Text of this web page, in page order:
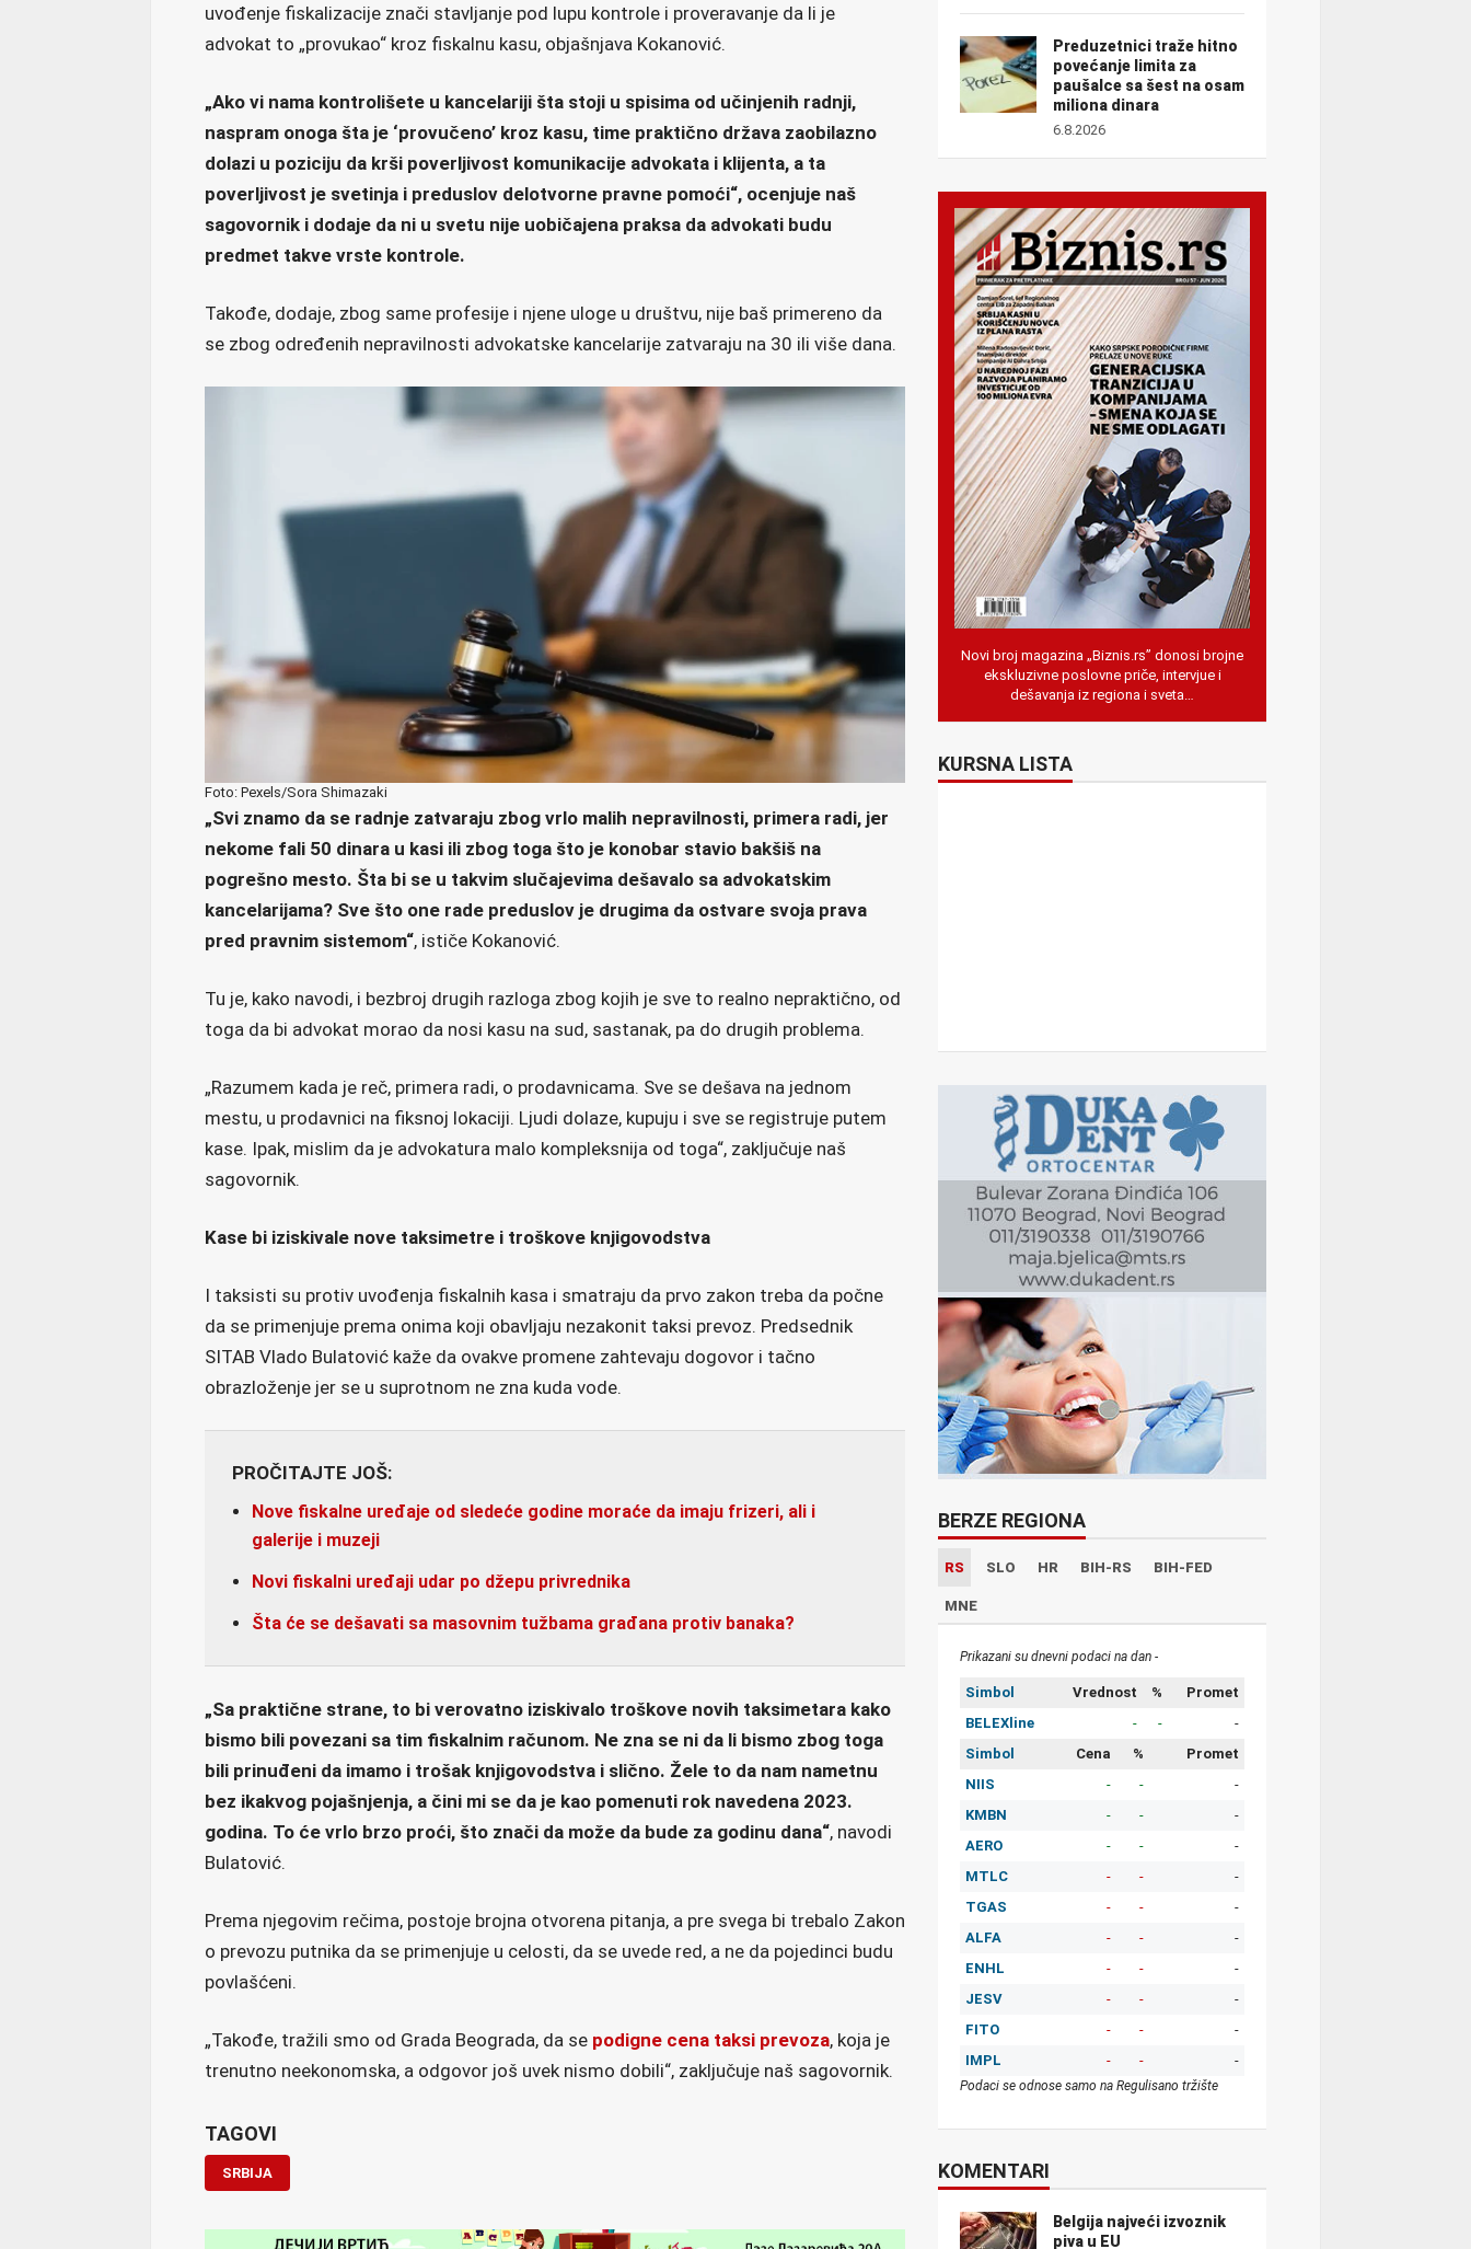
uvođenje fiskalizacije znači stavljanje pod lupu kontrole i proveravanje da li je
advokat to „provukao“ kroz fiskalnu kasu, objašnjava Kokanović.
„Ako vi nama kontrolišete u kancelariji šta stoji u spisima od učinjenih radnji,
naspram onoga šta je ‘provučeno’ kroz kasu, time praktično država zaobilazno
dolazi u poziciju da krši poverljivost komunikacije advokata i klijenta, a ta
poverljivost je svetinja i preduslov delotvorne pravne pomoći“, ocenjuje naš
sagovornik i dodaje da ni u svetu nije uobičajena praksa da advokati budu
predmet takve vrste kontrole.
Takođe, dodaje, zbog same profesije i njene uloge u društvu, nije baš primereno da
se zbog određenih nepravilnosti advokatske kancelarije zatvaraju na 30 ili više dana.
Foto: Pexels/Sora Shimazaki
„Svi znamo da se radnje zatvaraju zbog vrlo malih nepravilnosti, primera radi, jer
nekome fali 50 dinara u kasi ili zbog toga što je konobar stavio bakšiš na
pogrešno mesto. Šta bi se u takvim slučajevima dešavalo sa advokatskim
kancelarijama? Sve što one rade preduslov je drugima da ostvare svoja prava
pred pravnim sistemom“, ističe Kokanović.
Tu je, kako navodi, i bezbroj drugih razloga zbog kojih je sve to realno nepraktično, od
toga da bi advokat morao da nosi kasu na sud, sastanak, pa do drugih problema.
„Razumem kada je reč, primera radi, o prodavnicama. Sve se dešava na jednom
mestu, u prodavnici na fiksnoj lokaciji. Ljudi dolaze, kupuju i sve se registruje putem
kase. Ipak, mislim da je advokatura malo kompleksnija od toga“, zaključuje naš
sagovornik.
Kase bi iziskivale nove taksimetre i troškove knjigovodstva
I taksisti su protiv uvođenja fiskalnih kasa i smatraju da prvo zakon treba da počne
da se primenjuje prema onima koji obavljaju nezakonit taksi prevoz. Predsednik
SITAB Vlado Bulatović kaže da ovakve promene zahtevaju dogovor i tačno
obrazloženje jer se u suprotnom ne zna kuda vode.
PROČITAJTE JOŠ:
Nove fiskalne uređaje od sledeće godine moraće da imaju frizeri, ali i
galerije i muzeji
Novi fiskalni uređaji udar po džepu privrednika
Šta će se dešavati sa masovnim tužbama građana protiv banaka?
„Sa praktične strane, to bi verovatno iziskivalo troškove novih taksimetara kako
bismo bili povezani sa tim fiskalnim računom. Ne zna se ni da li bismo zbog toga
bili prinuđeni da imamo i trošak knjigovodstva i slično. Žele to da nam nametnu
bez ikakvog pojašnjenja, a čini mi se da je kao pomenuti rok navedena 2023.
godina. To će vrlo brzo proći, što znači da može da bude za godinu dana“, navodi
Bulatović.
Prema njegovim rečima, postoje brojna otvorena pitanja, a pre svega bi trebalo Zakon
o prevozu putnika da se primenjuje u celosti, da se uvede red, a ne da pojedinci budu
povlašćeni.
„Takođe, tražili smo od Grada Beograda, da se podigne cena taksi prevoza, koja je
trenutno neekonomska, a odgovor još uvek nismo dobili“, zaključuje naš sagovornik.
TAGOVI
SRBIJA
Preduzetnici traže hitno
povećanje limita za
paušalce sa šest na osam
miliona dinara
6.8.2026
Novi broj magazina „Biznis.rs” donosi brojne
ekskluzivne poslovne priče, intervjue i
dešavanja iz regiona i sveta…
KURSNA LISTA
BERZE REGIONA
RS SLO HR BIH-RS BIH-FED
MNE
Prikazani su dnevni podaci na dan -
Simbol Vrednost %
Promet
BELEXline
- -
-
Simbol
Cena %
Promet
NIIS
- -
-
KMBN
- -
-
AERO
- -
-
MTLC
- -
-
TGAS
- -
-
ALFA
- -
-
ENHL
- -
-
JESV
- -
-
FITO
- -
-
IMPL
- - -
Podaci se odnose samo na Regulisano tržište
KOMENTARI
Belgija najveći izvoznik
piva u EU